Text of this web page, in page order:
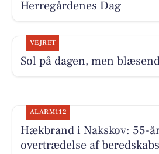
Herregårdenes Dag
VEJRET
Sol på dagen, men
ALARM112
Hækbrand i Nakskov: 55-
overtrædelse af